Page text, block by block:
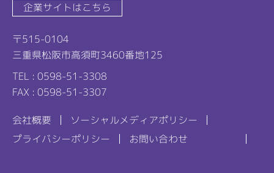
企業サイトはこちら
〒515-0104
三重県松阪市高須町3460番地125
TEL : 0598-51-3308
FAX : 0598-51-3307
会社概要
ソーシャルメディアポリシー
プライバシーポリシー
お問い合わせ